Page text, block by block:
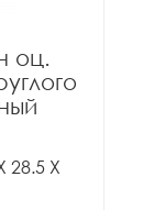
оц.
28.5 X